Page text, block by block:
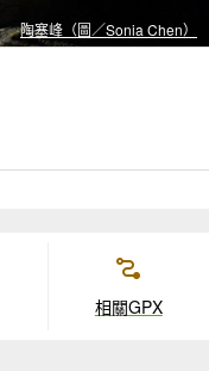
陶塞峰（圖／Sonia Chen）
相關GPX